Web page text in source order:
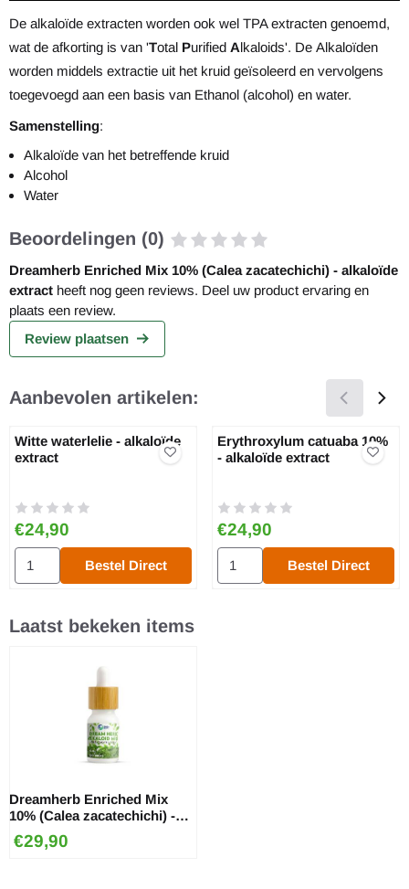
De alkaloïde extracten worden ook wel TPA extracten genoemd,
wat de afkorting is van 'Total Purified Alkaloids'. De Alkaloïden
worden middels extractie uit het kruid geïsoleerd en vervolgens
toegevoegd aan een basis van Ethanol (alcohol) en water.
Samenstelling:
Alkaloïde van het betreffende kruid
Alcohol
Water
Beoordelingen (0)
Dreamherb Enriched Mix 10% (Calea zacatechichi) - alkaloïde
extract heeft nog geen reviews. Deel uw product ervaring en
plaats een review.
Review plaatsen
Aanbevolen artikelen:
Witte waterlelie - alkaloïde
extract
Prijs: 24,90
€24,90
Aantal kiezen voor Witte waterlelie - alkaloïde extract
Bestel Direct
Erythroxylum catuaba 10%
- alkaloïde extract
Prijs: 24,90
€24,90
Aantal kiezen voor
Bestel Direct
Laatst bekeken items
Dreamherb Enriched Mix
10% (Calea zacatechichi) -
alkaloïde extract
€29,90